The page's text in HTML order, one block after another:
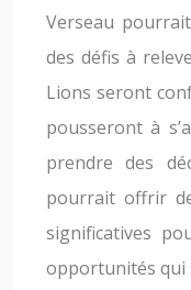
Verseau
des défis à
Lions seront
pousseront à
prendre des
pourrait offrir
significatives
opportunités qui